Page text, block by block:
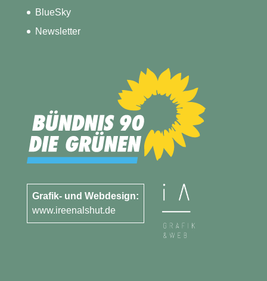
BlueSky
Newsletter
Grafik- und Webdesign:
www.ireenalshut.de